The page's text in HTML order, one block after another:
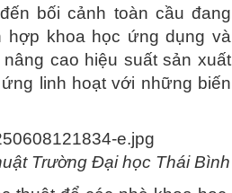
bối cảnh toàn cầu đang
hợp khoa học ứng dụng và
cao hiệu suất sản xuất
linh hoạt với những biến
Trường Đại học Thái Bình